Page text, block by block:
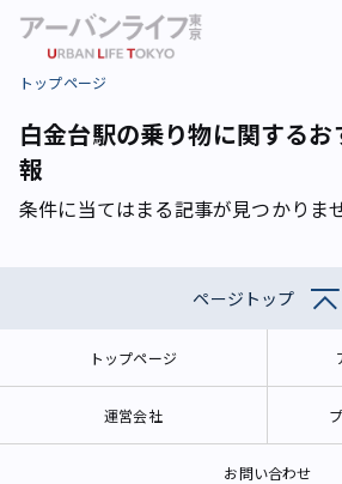
トップページ
白金台駅の乗り物に関する
報
条件に当てはまる記事が見つかりま
ページトップ
トップページ
運営会社
お問い合わせ